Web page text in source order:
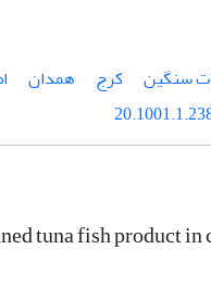
سنگین کرج همدان
tuna fish product